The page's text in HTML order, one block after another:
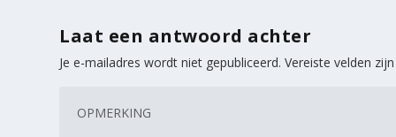
Laat een antwoord achter
Je e-mailadres wordt niet gepubliceerd. Vereiste velden